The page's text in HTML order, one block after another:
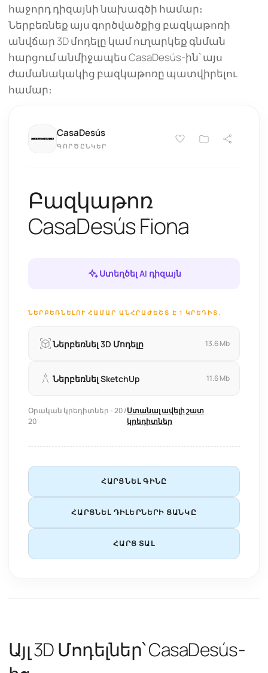
հաջորդ դիզայնի նախագծի համար։
Ներբեռնեք այս գործվածքից բազկաթոռի
անվճար 3D մոդելը կամ ուղարկեք գնման
հարցում անմիջապես CasaDesús-ին՝ այս
ժամանակակից բազկաթոռը պատվիրելու
համար։
CasaDesús
ԳՈՐԾԸՆԿԵՐ
Բազկաթոռ
CasaDesús Fiona
Ստեղծել AI դիզայն
ՆԵՐԲԵՌՆԵԼՈՒ ՀԱՄԱՐ ԱՆՀՐԱԺԵՇՏ Է 1 ԿՐԵԴԻՏ.
Ներբեռնել 3D Մոդելը 13.6 Mb
Ներբեռնել SketchUp 11.6 Mb
Օրական կրեդիտներ - 20 /
20
Ստանալ ավելի շատ
կրեդիտներ
ՀԱՐՑՆԵԼ ԳԻՆԸ
ՀԱՐՑՆԵԼ ԴԻԼԵՐՆԵՐԻ ՑԱՆԿԸ
ՀԱՐՑ ՏԱԼ
Այլ 3D Մոդելներ՝ CasaDesús-